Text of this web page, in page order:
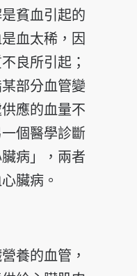
貧血引起的
血太稀，因
良所引起；
部分血管變
應的血量不
個醫學診斷
病」，兩者
臟病。
養的血管，